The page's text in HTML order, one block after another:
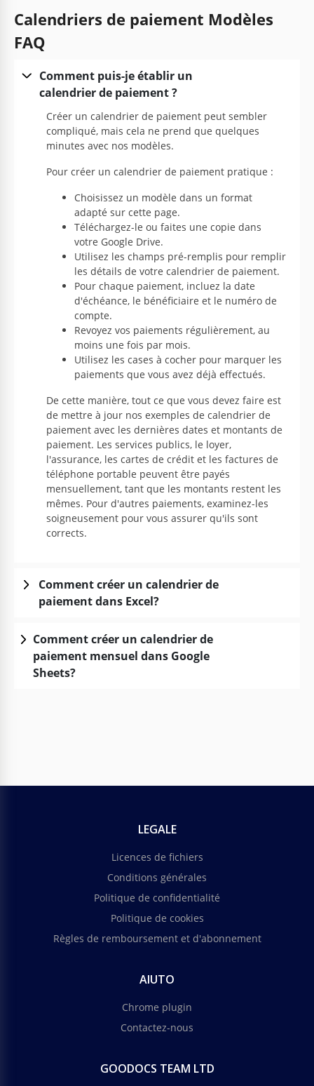
Calendriers de paiement Modèles
FAQ
Comment puis-je établir un
calendrier de paiement ?
Créer un calendrier de paiement peut sembler
compliqué, mais cela ne prend que quelques
minutes avec nos modèles.
Pour créer un calendrier de paiement pratique :
Choisissez un modèle dans un format
adapté sur cette page.
Téléchargez-le ou faites une copie dans
votre Google Drive.
Utilisez les champs pré-remplis pour remplir
les détails de votre calendrier de paiement.
Pour chaque paiement, incluez la date
d'échéance, le bénéficiaire et le numéro de
compte.
Revoyez vos paiements régulièrement, au
moins une fois par mois.
Utilisez les cases à cocher pour marquer les
paiements que vous avez déjà effectués.
De cette manière, tout ce que vous devez faire est
de mettre à jour nos exemples de calendrier de
paiement avec les dernières dates et montants de
paiement. Les services publics, le loyer,
l'assurance, les cartes de crédit et les factures de
téléphone portable peuvent être payés
mensuellement, tant que les montants restent les
mêmes. Pour d'autres paiements, examinez-les
soigneusement pour vous assurer qu'ils sont
corrects.
Comment créer un calendrier de
paiement dans Excel?
Comment créer un calendrier de
paiement mensuel dans Google
Sheets?
LEGALE
Licences de fichiers
Conditions générales
Politique de confidentialité
Politique de cookies
Règles de remboursement et d'abonnement
AIUTO
Chrome plugin
Contactez-nous
GOODOCS TEAM LTD